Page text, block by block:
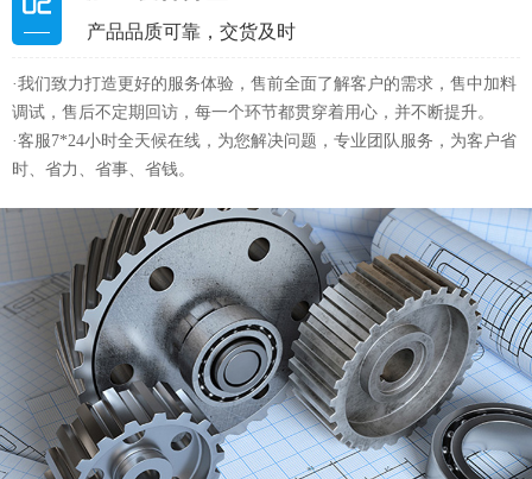
多重质量管控
产品品质可靠，交货及时
·严格把控产品质量，每一环节均严格要求，经过多道质检程序为您提
供高品质机械配件，配备标准生产作业线，全程标准化生产流程，多
道环控质检标准。